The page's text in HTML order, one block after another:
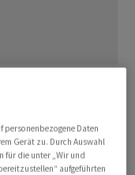
Behörde wirft dem
Punkten
fehlten Preis,
personenbezogene Daten
Gerät zu. Durch Auswahl
für die unter „Wir und
aufgeführten